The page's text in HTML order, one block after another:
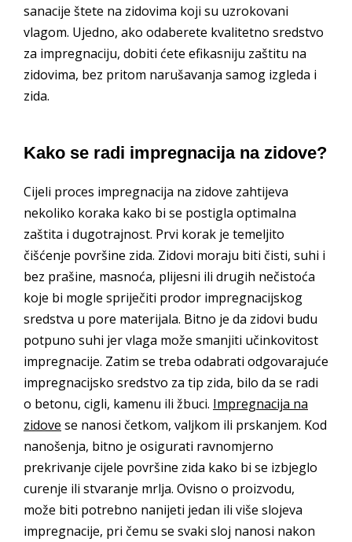
sanacije štete na zidovima koji su uzrokovani
vlagom. Ujedno, ako odaberete kvalitetno sredstvo
za impregnaciju, dobiti ćete efikasniju zaštitu na
zidovima, bez pritom narušavanja samog izgleda i
zida.
Kako se radi impregnacija na zidove?
Cijeli proces impregnacija na zidove zahtijeva
nekoliko koraka kako bi se postigla optimalna
zaštita i dugotrajnost. Prvi korak je temeljito
čišćenje površine zida. Zidovi moraju biti čisti, suhi i
bez prašine, masnoća, plijesni ili drugih nečistoća
koje bi mogle spriječiti prodor impregnacijskog
sredstva u pore materijala. Bitno je da zidovi budu
potpuno suhi jer vlaga može smanjiti učinkovitost
impregnacije. Zatim se treba odabrati odgovarajuće
impregnacijsko sredstvo za tip zida, bilo da se radi
o betonu, cigli, kamenu ili žbuci. Impregnacija na
zidove se nanosi četkom, valjkom ili prskanjem. Kod
nanošenja, bitno je osigurati ravnomjerno
prekrivanje cijele površine zida kako bi se izbjeglo
curenje ili stvaranje mrlja. Ovisno o proizvodu,
može biti potrebno nanijeti jedan ili više slojeva
impregnacije, pri čemu se svaki sloj nanosi nakon